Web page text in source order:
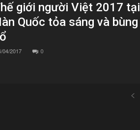
giới người Việt 2017 tại
Quốc tỏa sáng và bùng
04/2017 0